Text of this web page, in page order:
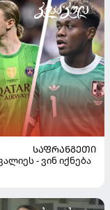
ᲡᲐᲤᲠᲐᲜᲒᲔᲗᲘ
- ვინ იქნება